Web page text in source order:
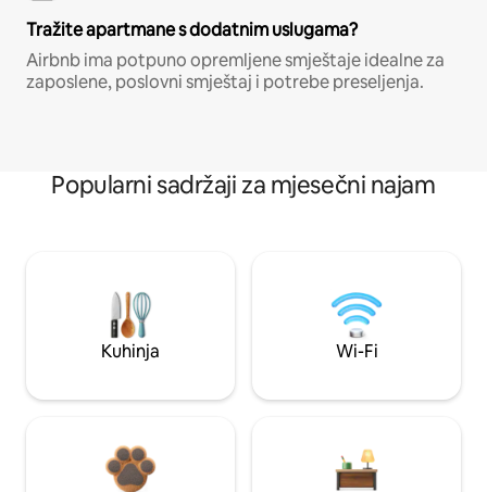
Tražite apartmane s dodatnim uslugama?
Airbnb ima potpuno opremljene smještaje idealne za
zaposlene, poslovni smještaj i potrebe preseljenja.
Popularni sadržaji za mjesečni najam
Kuhinja Wi-Fi